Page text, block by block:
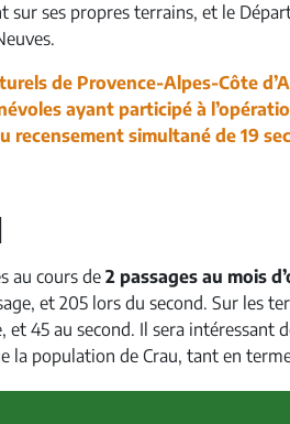
sur ses propres terrains, et le
de Provence-Alpes-Côte
ayant participé à
recensement simultané de 19
au cours de 2 passages au mois
et 205 lors du second. Sur les
et 45 au second. Il sera intéressant
la population de Crau, tant en